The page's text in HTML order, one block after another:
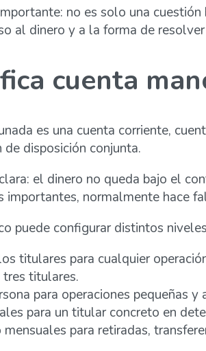
no es solo una
al dinero y a la forma de
cuenta
es una cuenta corriente,
disposición conjunta.
el dinero no queda bajo el
importantes, normalmente hace
puede configurar distintos
titulares para cualquier
tres titulares.
para operaciones pequeñas
para un titular concreto en
para retiradas,